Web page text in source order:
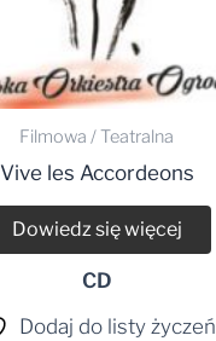
Filmowa / Teatralna
Vive les Accordeons
Dowiedz się więcej
CD
Dodaj do listy życzeń